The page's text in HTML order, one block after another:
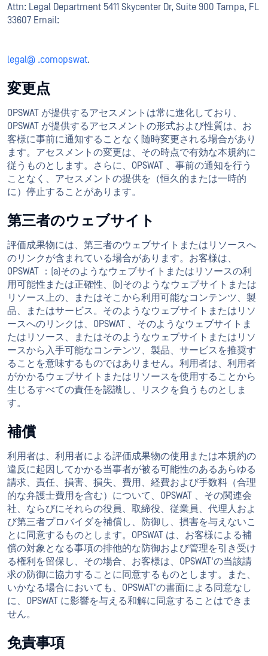
Attn: Legal Department 5411 Skycenter Dr, Suite 900 Tampa, FL
33607 Email:
legal@ .comopswat.
変更点
OPSWAT が提供するアセスメントは常に進化しており、
OPSWAT が提供するアセスメントの形式および性質は、お
客様に事前に通知することなく随時変更される場合があり
ます。アセスメントの変更は、その時点で有効な本規約に
従うものとします。さらに、OPSWAT 、事前の通知を行う
ことなく、アセスメントの提供を（恒久的または一時的
に）停止することがあります。
第三者のウェブサイト
評価成果物には、第三者のウェブサイトまたはリソースへ
のリンクが含まれている場合があります。お客様は、
OPSWAT ：(a)そのようなウェブサイトまたはリソースの利
用可能性または正確性、(b)そのようなウェブサイトまたは
リソース上の、またはそこから利用可能なコンテンツ、製
品、またはサービス。そのようなウェブサイトまたはリソ
ースへのリンクは、OPSWAT 、そのようなウェブサイトま
たはリソース、またはそのようなウェブサイトまたはリソ
ースから入手可能なコンテンツ、製品、サービスを推奨す
ることを意味するものではありません。利用者は、利用者
がかかるウェブサイトまたはリソースを使用することから
生じるすべての責任を認識し、リスクを負うものとしま
す。
補償
利用者は、利用者による評価成果物の使用または本規約の
違反に起因してかかる当事者が被る可能性のあるあらゆる
請求、責任、損害、損失、費用、経費および手数料（合理
的な弁護士費用を含む）について、OPSWAT 、その関連会
社、ならびにそれらの役員、取締役、従業員、代理人およ
び第三者プロバイダを補償し、防御し、損害を与えないこ
とに同意するものとします。OPSWAT は、お客様による補
償の対象となる事項の排他的な防御および管理を引き受け
る権利を留保し、その場合、お客様は、OPSWAT'の当該請
求の防御に協力することに同意するものとします。また、
いかなる場合においても、OPSWAT'の書面による同意なし
に、OPSWAT に影響を与える和解に同意することはできま
せん。
免責事項